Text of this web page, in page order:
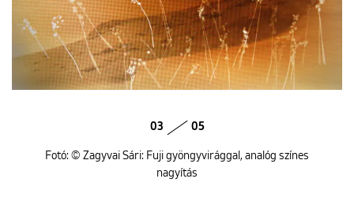
03 05
Fotó: © Zagyvai Sári: Fuji gyöngyvirággal, analóg színes
nagyítás